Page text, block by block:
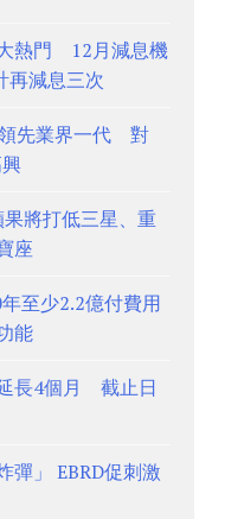
熱門 12月減息機
再減息三次
先業界一代 對
將打低三星、重
座
至少2.2億付費用
能
長4個月 截止日
彈」 EBRD促刺激